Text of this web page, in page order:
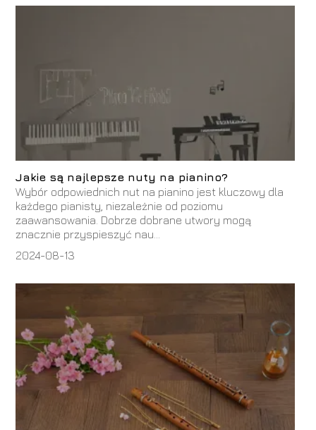
Jakie są najlepsze nuty na pianino?
Wybór odpowiednich nut na pianino jest kluczowy dla
każdego pianisty, niezależnie od poziomu
zaawansowania. Dobrze dobrane utwory mogą
znacznie przyspieszyć nau...
2024-08-13